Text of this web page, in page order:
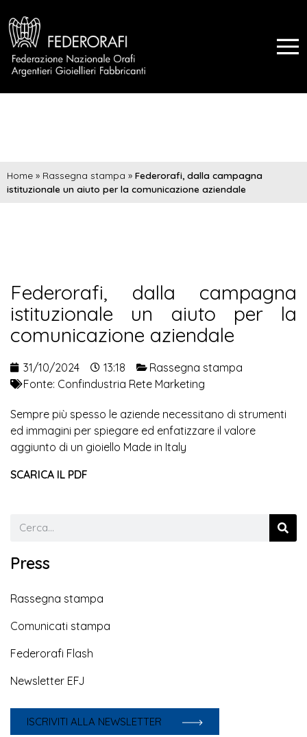
Home » Rassegna stampa » Federorafi, dalla campagna
istituzionale un aiuto per la comunicazione aziendale
Federorafi, dalla campagna
istituzionale un aiuto per la
comunicazione aziendale
31/10/2024 13:18
Rassegna stampa
Fonte: Confindustria Rete Marketing
Sempre più spesso le aziende necessitano di strumenti
ed immagini per spiegare ed enfatizzare il valore
aggiunto di un gioiello Made in Italy
SCARICA IL PDF
Press
Rassegna stampa
Comunicati stampa
Federorafi Flash
Newsletter EFJ
ISCRIVITI ALLA NEWSLETTER